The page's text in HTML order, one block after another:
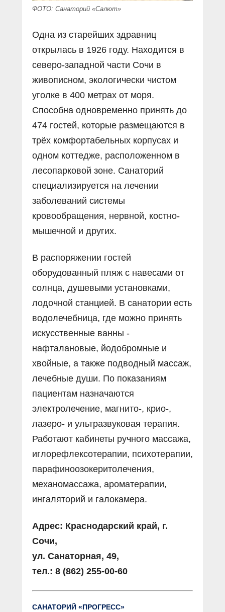
ФОТО: Санаторий «Салют»
Одна из старейших здравниц
открылась в 1926 году. Находится в
северо-западной части Сочи в
живописном, экологически чистом
уголке в 400 метрах от моря.
Способна одновременно принять до
474 гостей, которые размещаются в
трёх комфортабельных корпусах и
одном коттедже, расположенном в
лесопарковой зоне. Санаторий
специализируется на лечении
заболеваний системы
кровообращения, нервной, костно-
мышечной и других.
В распоряжении гостей
оборудованный пляж с навесами от
солнца, душевыми установками,
лодочной станцией. В санатории есть
водолечебница, где можно принять
искусственные ванны -
нафталановые, йодобромные и
хвойные, а также подводный массаж,
лечебные души. По показаниям
пациентам назначаются
электролечение, магнито-, крио-,
лазеро- и ультразвуковая терапия.
Работают кабинеты ручного массажа,
иглорефлексотерапии, психотерапии,
парафиноозокеритолечения,
механомассажа, ароматерапии,
ингаляторий и галокамера.
Адрес: Краснодарский край, г.
Сочи,
ул. Санаторная, 49,
тел.: 8 (862) 255-00-60
САНАТОРИЙ «ПРОГРЕСС»